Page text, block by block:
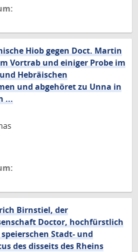
Hiob gegen Doct. Martin
Vortrab und einiger Probe im
Hebräischen
und abgehöret zu Unna in
...
Birnstiel, der
Doctor, hochfürstlich
Stadt- und
des disseits des Rheins